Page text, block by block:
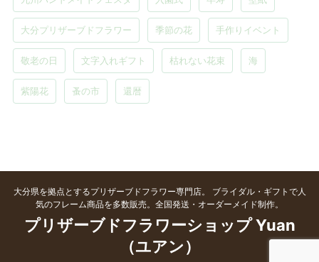
大分プリザーブドフラワー 季節の花 手作りイベント
敬老の日 文字入れギフト 枯れない花束 海
紫陽花 蚤の市 還暦
大分県を拠点とするプリザーブドフラワー専門店。 ブライダル・ギフトで人
気のフレーム商品を多数販売。全国発送・オーダーメイド制作。
プリザーブドフラワーショップ Yuan
（ユアン）